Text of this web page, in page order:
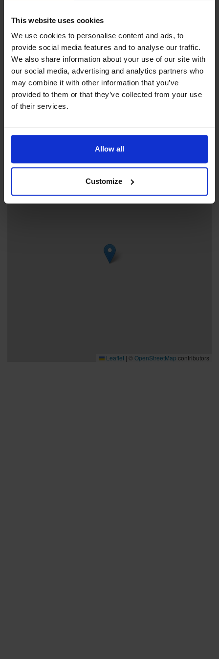
This website uses cookies
We use cookies to personalise content and ads, to
provide social media features and to analyse our traffic.
We also share information about your use of our site with
our social media, advertising and analytics partners who
may combine it with other information that you’ve
provided to them or that they’ve collected from your use
of their services.
Allow all
Customize
Öns café erbjuder hembakat och enklare maträtter samt
serverar öl och vin.
Antal båtplatser: 60
Förtöjning: boj-brygga
Öppet sommartid.
Contact info
+358 18 54028
rodhamn@segel.ax
Visit website
Externa länkar
−
Leaflet | ©OpenStreetMap contributors